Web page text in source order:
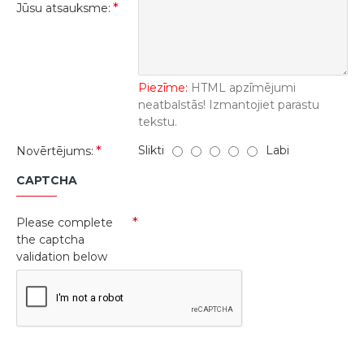
Jūsu atsauksme:
Piezīme: HTML apzīmējumi
neatbalstās! Izmantojiet parastu
tekstu.
Novērtējums:
Slikti Labi
CAPTCHA
Please complete
the captcha
validation below